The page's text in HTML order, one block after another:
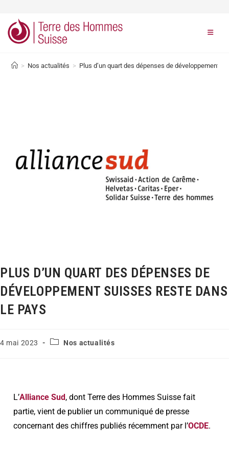
> Nos actualités > Plus d’un quart des dépenses de développement
PLUS D’UN QUART DES DÉPENSES DE
DÉVELOPPEMENT SUISSES RESTE DANS
LE PAYS
4 mai 2023 Nos actualités
L’Alliance Sud, dont Terre des Hommes Suisse fait
partie, vient de publier un communiqué de presse
concernant des chiffres publiés récemment par l’OCDE.